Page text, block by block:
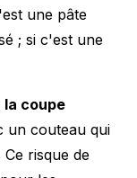
une pâte
; si c'est une
la coupe
un couteau qui
risque de